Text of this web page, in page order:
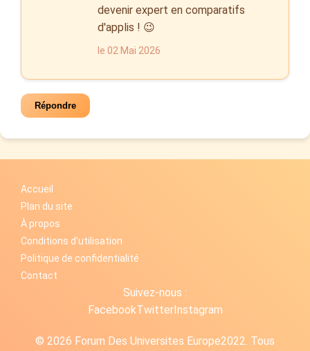
devenir expert en comparatifs
d'applis ! 😉
le 02 Mai 2026
Répondre
Accueil
Plan du site
À propos
Conditions d'utilisation
Politique de confidentialité
Contact
Suivez-nous :
FacebookTwitterInstagram
© 2026 Forum Des Universites Europe2022. Tous